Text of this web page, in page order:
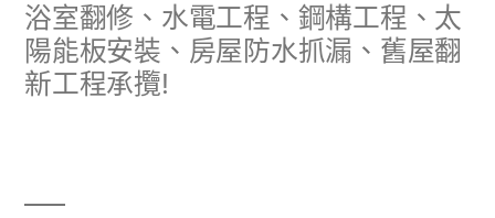
浴室翻修、水電工程、鋼構工程、太
陽能板安裝、房屋防水抓漏、舊屋翻
新工程承攬!